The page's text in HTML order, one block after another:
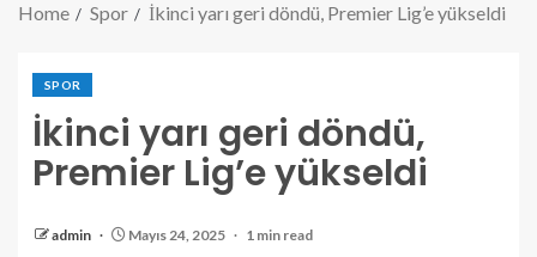
Home Spor İkinci yarı geri döndü, Premier Lig’e yükseldi
SPOR
İkinci yarı geri döndü,
Premier Lig’e yükseldi
admin Mayıs 24, 2025 1 min read